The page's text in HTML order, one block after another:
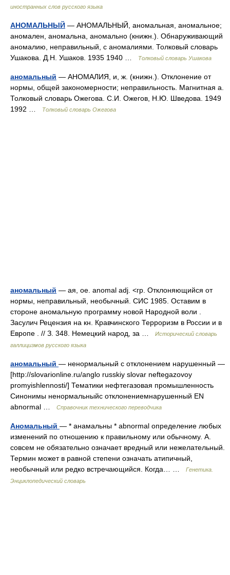
иностранных слов русского языка
АНОМАЛЬНЫЙ — АНОМАЛЬНЫЙ, аномальная, аномальное;
аномален, аномальна, аномально (книжн.). Обнаруживающий
аномалию, неправильный, с аномалиями. Толковый словарь
Ушакова. Д.Н. Ушаков. 1935 1940 …
Толковый словарь Ушакова
аномальный — АНОМАЛИЯ, и, ж. (книжн.). Отклонение от
нормы, общей закономерности; неправильность. Магнитная а.
Толковый словарь Ожегова. С.И. Ожегов, Н.Ю. Шведова. 1949
1992 …
Толковый словарь Ожегова
аномальный — ая, ое. anomal adj. <гр. Отклоняющийся от
нормы, неправильный, необычный. СИС 1985. Оставим в
стороне аномальную программу новой Народной воли .
Засулич Рецензия на кн. Кравчинского Терроризм в России и в
Европе . // З. 348. Немецкий народ, за …
Исторический словарь
галлицизмов русского языка
аномальный — ненормальный с отклонением нарушенный —
[http://slovarionline.ru/anglo russkiy slovar neftegazovoy
promyishlennosti/] Тематики нефтегазовая промышленность
Синонимы ненормальныйс отклонениемнарушенный EN
abnormal …
Справочник технического переводчика
Аномальный — * анамальны * abnormal определение любых
изменений по отношению к правильному или обычному. А.
совсем не обязательно означает вредный или нежелательный.
Термин может в равной степени означать атипичный,
необычный или редко встречающийся. Когда… …
Генетика.
Энциклопедический словарь